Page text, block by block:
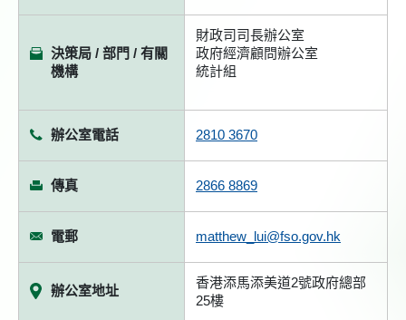
決策局 / 部門 / 有關
機構
財政司司長辦公室
政府經濟顧問辦公室
統計組
辦公室電話 2810 3670
傳真 2866 8869
電郵 matthew_lui@fso.gov.hk
辦公室地址
香港添馬添美道2號政府總部
25樓